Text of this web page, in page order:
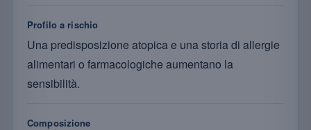
Profilo a rischio
Una predisposizione atopica e una storia di allergie
alimentari o farmacologiche aumentano la
sensibilità.
Composizione